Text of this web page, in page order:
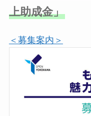
上助成金」
＜募集案内＞